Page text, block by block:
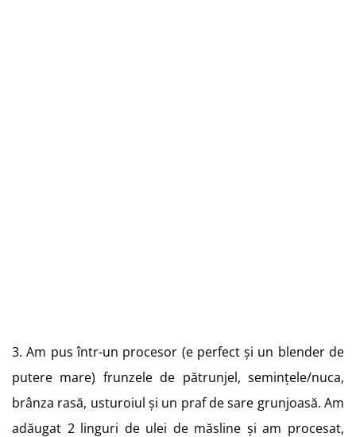
3. Am pus într-un procesor (e perfect și un blender de
putere mare) frunzele de pătrunjel, semințele/nuca,
brânza rasă, usturoiul și un praf de sare grunjoasă. Am
adăugat 2 linguri de ulei de măsline și am procesat,